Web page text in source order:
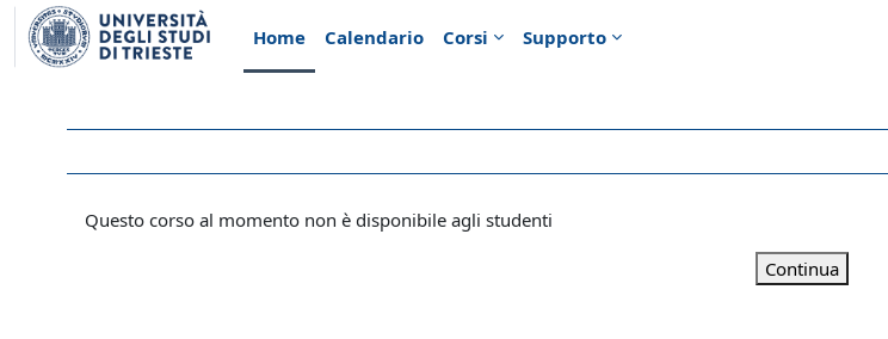
Vai al contenuto principale
Home
Calendario Corsi Supporto
Questo corso al momento non è disponibile agli studenti
Continua